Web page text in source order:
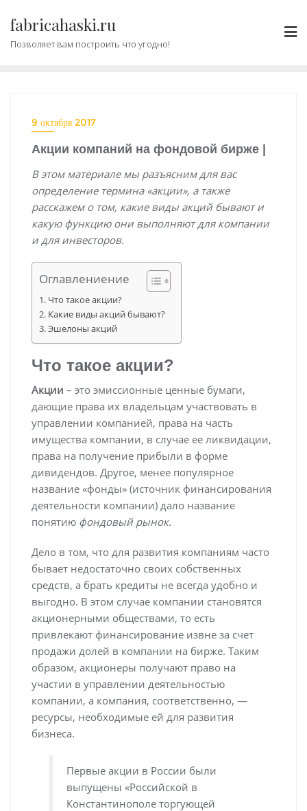
содержимому
fabricahaski.ru
Позволяет вам построить что угодно!
9 октября 2017
Акции компаний на фондовой бирже |
В этом материале мы разъясним для вас
определение термина «акции», а также
расскажем о том, какие виды акций бывают и
какую функцию они выполняют для компании
и для инвесторов.
Оглавлениение
Что такое акции?
Какие виды акций бывают?
Эшелоны акций
Что такое акции?
Акции – это эмиссионные ценные бумаги,
дающие права их владельцам участвовать в
управлении компанией, права на часть
имущества компании, в случае ее ликвидации,
права на получение прибыли в форме
дивидендов. Другое, менее популярное
название «фонды» (источник финансирования
деятельности компании) дало название
понятию фондовый рынок.
Дело в том, что для развития компаниям часто
бывает недостаточно своих собственных
средств, а брать кредиты не всегда удобно и
выгодно. В этом случае компании становятся
акционерными обществами, то есть
привлекают финансирование извне за счет
продажи долей в компании на бирже. Таким
образом, акционеры получают право на
участии в управлении деятельностью
компании, а компания, соответственно, —
ресурсы, необходимые ей для развития
бизнеса.
Первые акции в России были
выпущены «Российской в
Константинополе торгующей